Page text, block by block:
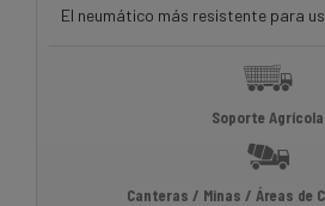
El neumático más resistente para
Soporte Agrícola
Canteras / Minas / Áreas de